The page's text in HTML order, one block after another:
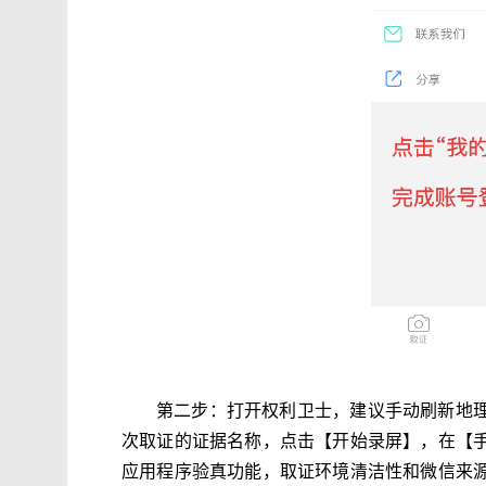
第二步：打开权利卫士，建议手动刷新地
次取证的证据名称，点击【开始录屏】，在【
应用程序验真功能，取证环境清洁性和微信来